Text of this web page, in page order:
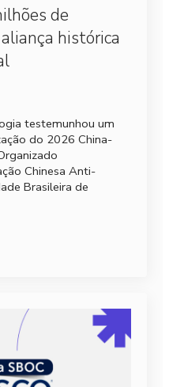
de
histórica
testemunhou um
do 2026 China-
Chinesa Anti-
Brasileira de